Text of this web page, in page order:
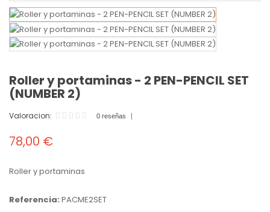
Roller y portaminas - 2 PEN-PENCIL SET
(NUMBER 2)
Valoracion: 0 reseñas
78,00 €
Roller y portaminas
Referencia: PACME2SET